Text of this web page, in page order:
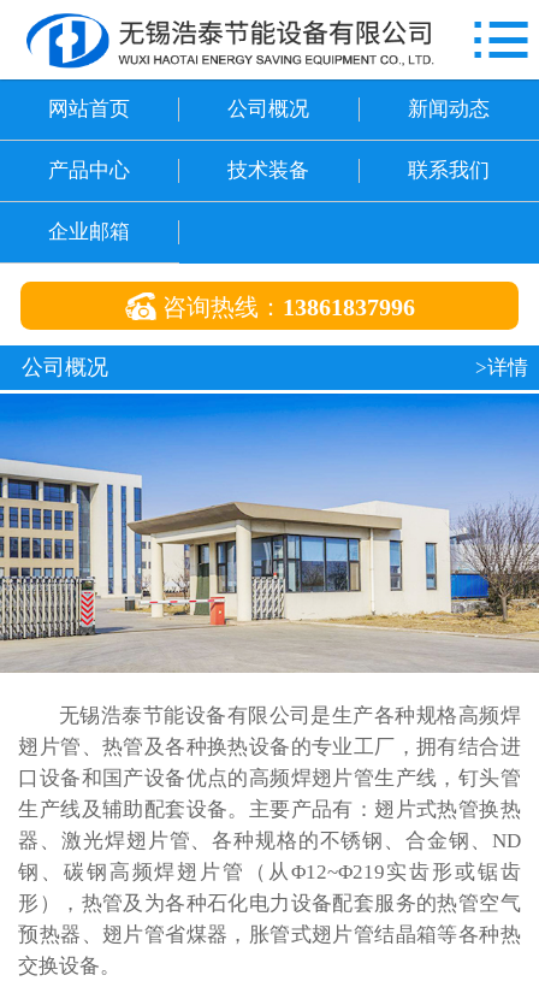
网站首页
联系我们
企业邮箱

网站首页 公司概况 新闻动态
产品中心 技术装备 联系我们
企业邮箱
 咨询热线： 13861837996
公司概况 >详情
无锡浩泰节能设备有限公司是生产各种规格高频焊
翅片管、热管及各种换热设备的专业工厂，拥有结合进
口设备和国产设备优点的高频焊翅片管生产线，钉头管
生产线及辅助配套设备。主要产品有：翅片式热管换热
器、激光焊翅片管、各种规格的不锈钢、合金钢、ND
钢、碳钢高频焊翅片管（从Φ12~Φ219实齿形或锯齿
形），热管及为各种石化电力设备配套服务的热管空气
预热器、翅片管省煤器，胀管式翅片管结晶箱等各种热
交换设备。